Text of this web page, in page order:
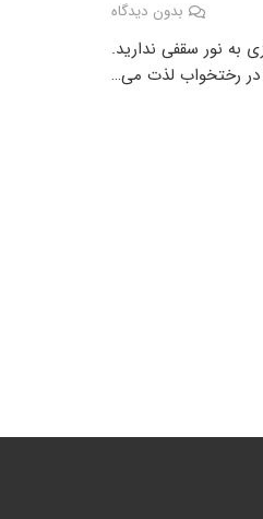
بدون دیدگاه
به نور سقفی ندارید.
در رختخواب لذت می…